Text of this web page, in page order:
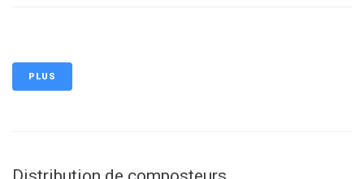
PLUS